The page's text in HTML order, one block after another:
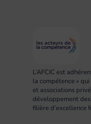
L’AFCIC est
la compétence »
et associations
développement
filière d’excellence